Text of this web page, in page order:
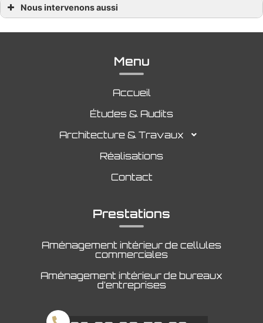
Nous intervenons aussi
Aménagement commerce La Baule
Aménagement commerce Pornichet
Aménagement commerce Guérande
Aménagement commerce Saint-Herblain
Aménagement commerce Saint-Sébastien-sur-Loire
Aménagement commerce Basse-Goulaine
Menu
Accueil
Études & Audits
Architecture & Travaux
Réalisations
Contact
Prestations
Aménagement intérieur de cellules
commerciales
Aménagement intérieur de bureaux
d’entreprises